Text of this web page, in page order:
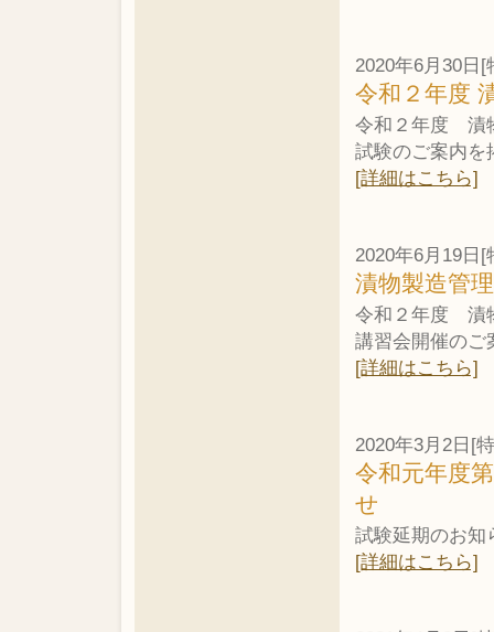
2020年6月30日[
令和２年度
令和２年度 漬
試験のご案内を
[詳細はこちら]
2020年6月19日[
漬物製造管
令和２年度 漬
講習会開催のご
[詳細はこちら]
2020年3月2日[
令和元年度
せ
試験延期のお知
[詳細はこちら]